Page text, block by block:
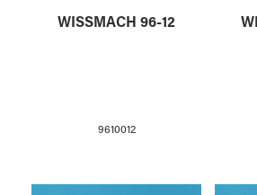
WISSMACH 96-12
9610012